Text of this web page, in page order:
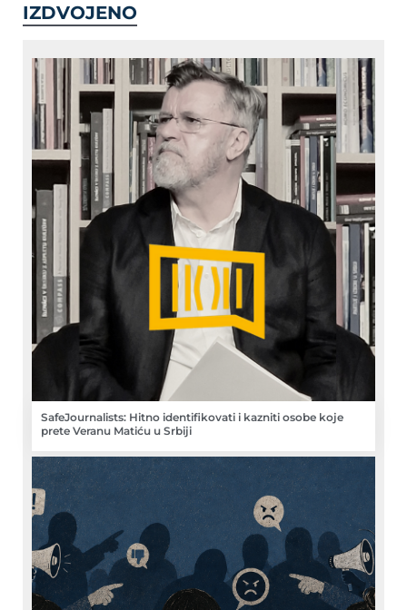
IZDVOJENO
SafeJournalists: Hitno identifikovati i kazniti osobe koje
prete Veranu Matiću u Srbiji